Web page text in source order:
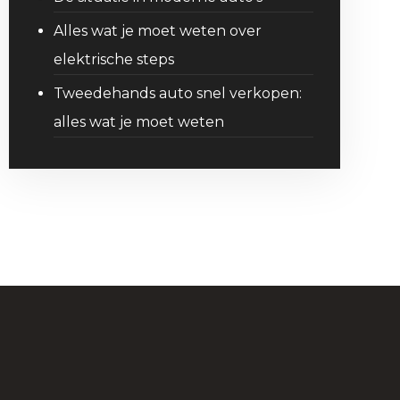
Alles wat je moet weten over
elektrische steps
Tweedehands auto snel verkopen:
alles wat je moet weten